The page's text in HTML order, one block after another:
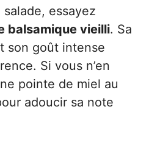
essayez
balsamique vieilli. Sa
son goût intense
Si vous n’en
pointe de miel au
adoucir sa note